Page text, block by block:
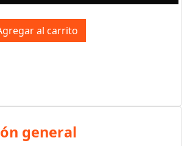
al carrito
general